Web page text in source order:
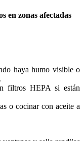
en zonas afectadas
haya humo visible o
filtros HEPA si están
o cocinar con aceite a